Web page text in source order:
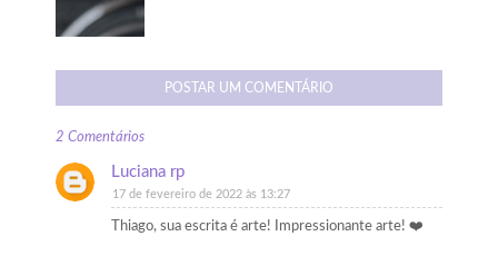
POSTAR UM COMENTÁRIO
2 Comentários
Luciana rp
17 de fevereiro de 2022 às 13:27
Thiago, sua escrita é arte! Impressionante arte! ❤️